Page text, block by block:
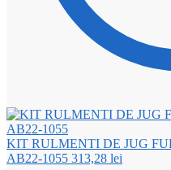
KIT RULMENTI DE JUG
AB22-1055 313,28 lei